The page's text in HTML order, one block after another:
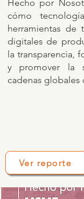
Hecho por
cómo
herramientas de
digitales de
la transparencia,
y promover la
cadenas globales
Ver reporte